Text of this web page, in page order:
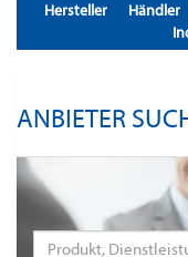
Hersteller Händler
ANBIETER